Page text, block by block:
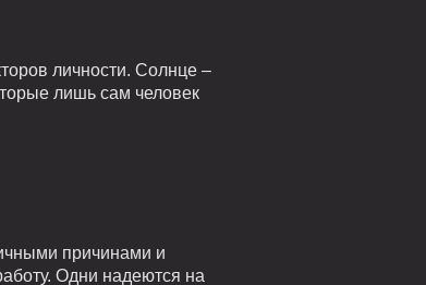
личности. Солнце –
лишь сам человек
причинами и
Одни надеются на